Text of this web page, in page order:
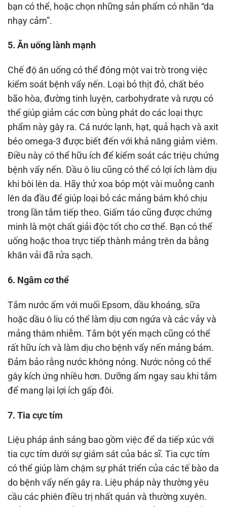
bạn có thể, hoặc chọn những sản phẩm có nhãn “da
nhạy cảm”.
5. Ăn uống lành mạnh
Chế độ ăn uống có thể đóng một vai trò trong việc
kiểm soát bệnh vẩy nến. Loại bỏ thịt đỏ, chất béo
bão hòa, đường tinh luyện, carbohydrate và rượu có
thể giúp giảm các cơn bùng phát do các loại thực
phẩm này gây ra. Cá nước lạnh, hạt, quả hạch và axit
béo omega-3 được biết đến với khả năng giảm viêm.
Điều này có thể hữu ích để kiểm soát các triệu chứng
bệnh vẩy nến. Dầu ô liu cũng có thể có lợi ích làm dịu
khi bôi lên da. Hãy thử xoa bóp một vài muỗng canh
lên da đầu để giúp loại bỏ các mảng bám khó chịu
trong lần tắm tiếp theo. Giấm táo cũng được chứng
minh là một chất giải độc tốt cho cơ thể. Bạn có thể
uống hoặc thoa trực tiếp thành mảng trên da bằng
khăn vải đã rửa sạch.
6. Ngâm cơ thể
Tắm nước ấm với muối Epsom, dầu khoáng, sữa
hoặc dầu ô liu có thể làm dịu cơn ngứa và các vảy và
mảng thâm nhiễm. Tắm bột yến mạch cũng có thể
rất hữu ích và làm dịu cho bệnh vẩy nến mảng bám.
Đảm bảo rằng nước không nóng. Nước nóng có thể
gây kích ứng nhiều hơn. Dưỡng ẩm ngay sau khi tắm
để mang lại lợi ích gấp đôi.
7. Tia cực tím
Liệu pháp ánh sáng bao gồm việc để da tiếp xúc với
tia cực tím dưới sự giám sát của bác sĩ. Tia cực tím
có thể giúp làm chậm sự phát triển của các tế bào da
do bệnh vẩy nến gây ra. Liệu pháp này thường yêu
cầu các phiên điều trị nhất quán và thường xuyên.